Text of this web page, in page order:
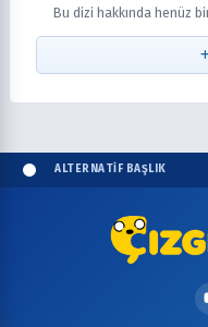
Bu dizi hakkında henüz
ALTERNATİF BAŞLIK